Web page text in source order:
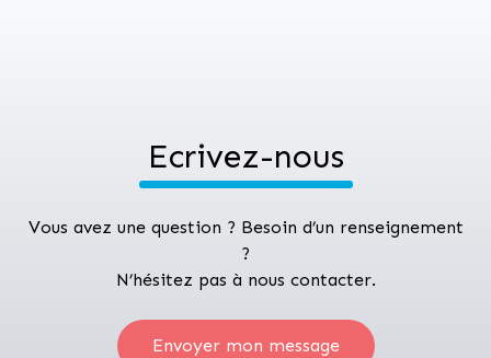
Ecrivez-nous
Vous avez une question ? Besoin d’un renseignement
?
N’hésitez pas à nous contacter.
Envoyer mon message